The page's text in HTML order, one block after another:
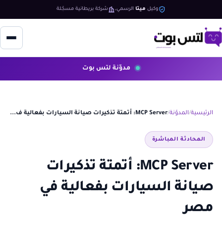
وكيل ميتا الرسمي شركة بريطانية مسجّلة
مدوّنة لتس بوت
الرئيسية المدوّنة MCP Server: أتمتة تذكيرات صيانة السيارات بفعالية ف...
المحادثة المباشرة
MCP Server: أتمتة تذكيرات
صيانة السيارات بفعالية في
مصر